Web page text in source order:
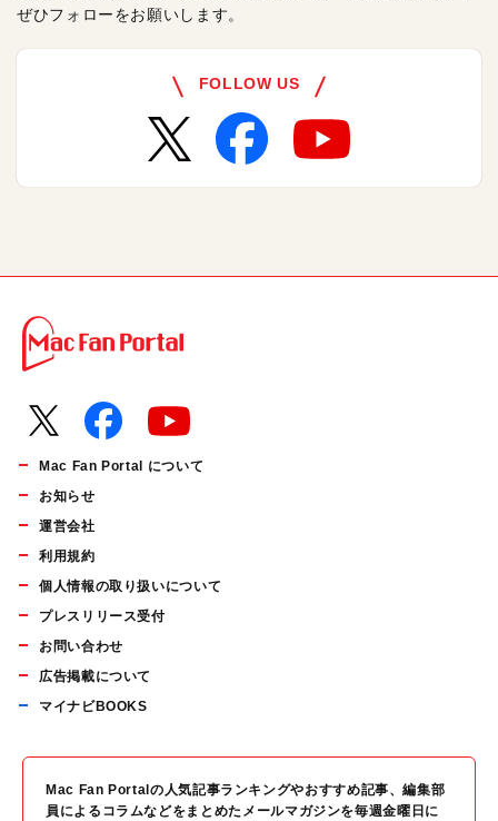
ぜひフォローをお願いします。
FOLLOW US
Mac Fan Portal について
お知らせ
運営会社
利用規約
個人情報の取り扱いについて
プレスリリース受付
お問い合わせ
広告掲載について
マイナビBOOKS
Mac Fan Portalの人気記事ランキングやおすすめ記事、編集部
員によるコラムなどをまとめたメールマガジンを毎週金曜日に